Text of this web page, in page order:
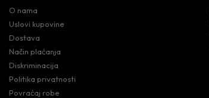
O nama
Uslovi kupovine
Dostava
Način plaćanja
Diskriminacija
Politika privatnosti
Povraćaj robe